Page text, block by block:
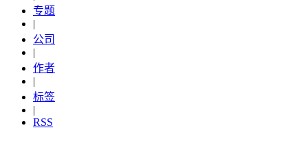
专题
|
公司
|
作者
|
标签
|
RSS